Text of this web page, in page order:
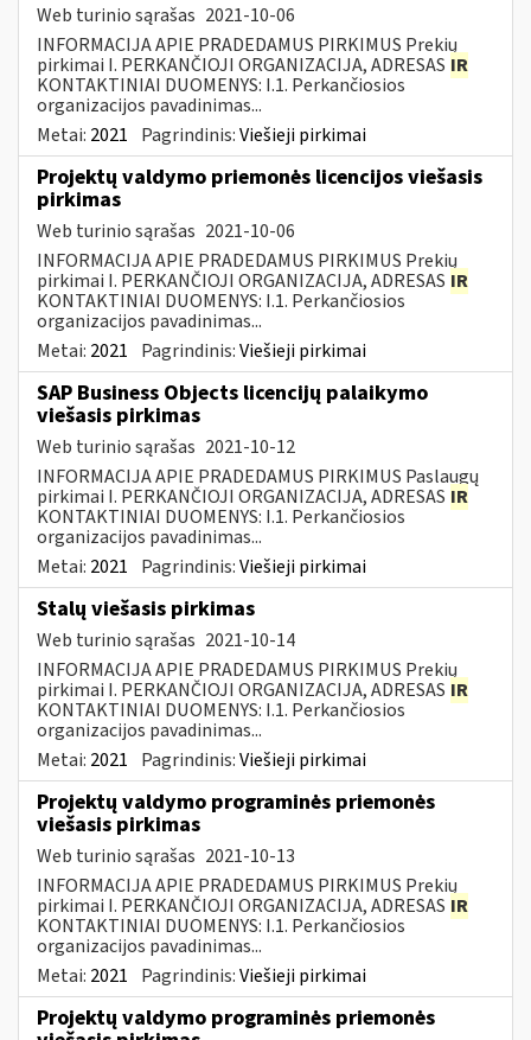
Web turinio sąrašas 2021-10-06
INFORMACIJA APIE PRADEDAMUS PIRKIMUS Prekių
pirkimai I. PERKANČIOJI ORGANIZACIJA, ADRESAS IR
KONTAKTINIAI DUOMENYS: I.1. Perkančiosios
organizacijos pavadinimas...
Metai: 2021 Pagrindinis:Viešieji pirkimai
Projektų valdymo priemonės licencijos viešasis
pirkimas
Web turinio sąrašas 2021-10-06
INFORMACIJA APIE PRADEDAMUS PIRKIMUS Prekių
pirkimai I. PERKANČIOJI ORGANIZACIJA, ADRESAS IR
KONTAKTINIAI DUOMENYS: I.1. Perkančiosios
organizacijos pavadinimas...
Metai: 2021 Pagrindinis:Viešieji pirkimai
SAP Business Objects licencijų palaikymo
viešasis pirkimas
Web turinio sąrašas 2021-10-12
INFORMACIJA APIE PRADEDAMUS PIRKIMUS Paslaugų
pirkimai I. PERKANČIOJI ORGANIZACIJA, ADRESAS IR
KONTAKTINIAI DUOMENYS: I.1. Perkančiosios
organizacijos pavadinimas...
Metai: 2021 Pagrindinis:Viešieji pirkimai
Stalų viešasis pirkimas
Web turinio sąrašas 2021-10-14
INFORMACIJA APIE PRADEDAMUS PIRKIMUS Prekių
pirkimai I. PERKANČIOJI ORGANIZACIJA, ADRESAS IR
KONTAKTINIAI DUOMENYS: I.1. Perkančiosios
organizacijos pavadinimas...
Metai: 2021 Pagrindinis:Viešieji pirkimai
Projektų valdymo programinės priemonės
viešasis pirkimas
Web turinio sąrašas 2021-10-13
INFORMACIJA APIE PRADEDAMUS PIRKIMUS Prekių
pirkimai I. PERKANČIOJI ORGANIZACIJA, ADRESAS IR
KONTAKTINIAI DUOMENYS: I.1. Perkančiosios
organizacijos pavadinimas...
Metai: 2021 Pagrindinis:Viešieji pirkimai
Projektų valdymo programinės priemonės